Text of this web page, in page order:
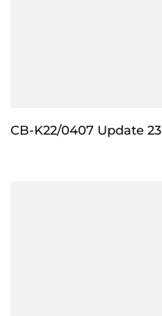
CB-K22/0407 Update 23